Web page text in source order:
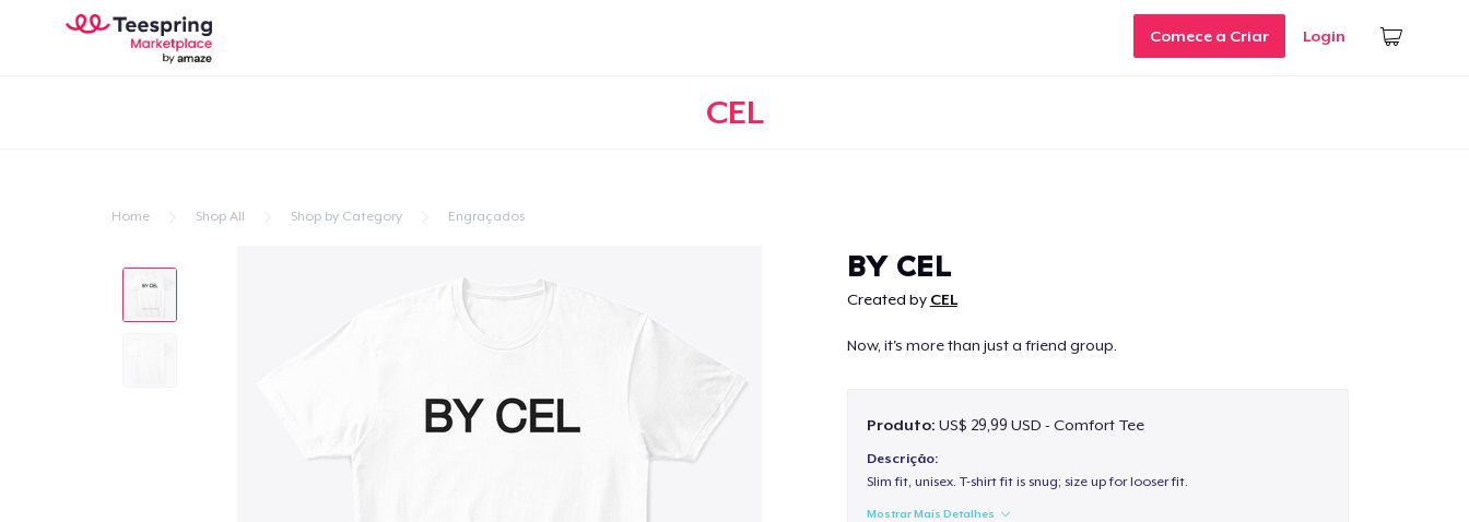
Comece a Criar Login
CEL
Home Shop All Shop by Category Engraçados
BY CEL
Created by CEL
Now, it's more than just a friend group.
Produto: US$ 29,99 USD - Comfort Tee
Descrição:
Slim fit, unisex. T-shirt fit is snug; size up for looser fit.
Mostrar Mais Detalhes